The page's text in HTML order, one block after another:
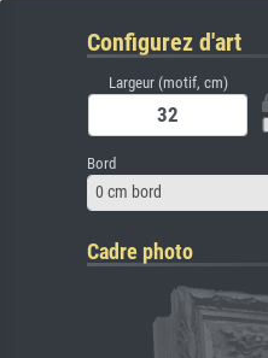
Configurez d'art
Largeur (motif, cm)
Bord
0 cm bord
Cadre photo